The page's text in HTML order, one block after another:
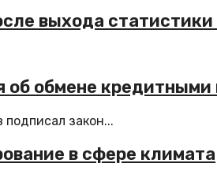
выхода
об обмене
закон...
в сфере климата